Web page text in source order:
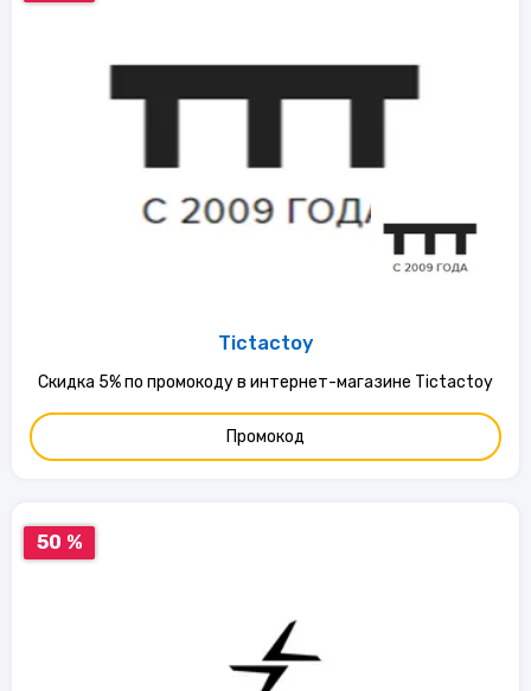
Tictactoy
Скидка 5% по промокоду в интернет-магазине Tictactoy
Промокод
50 %